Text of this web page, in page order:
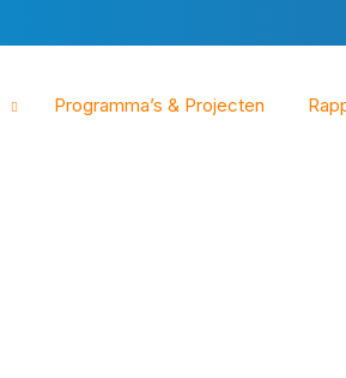
Programma’s & Projecten